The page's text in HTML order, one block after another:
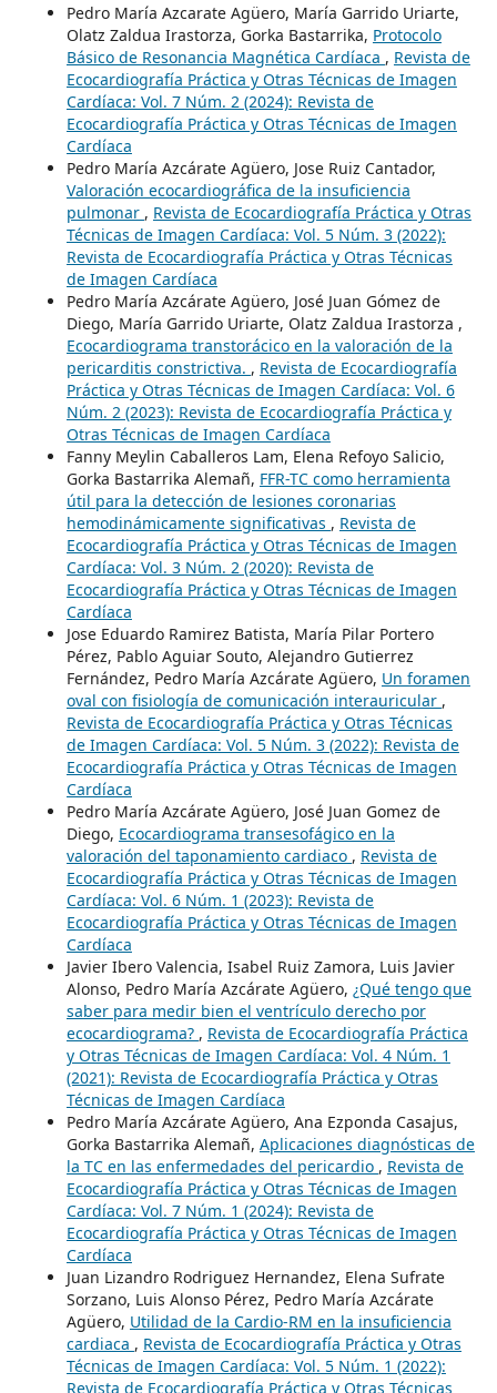
Pedro María Azcarate Agüero, María Garrido Uriarte,
Olatz Zaldua Irastorza, Gorka Bastarrika, Protocolo
Básico de Resonancia Magnética Cardíaca , Revista de
Ecocardiografía Práctica y Otras Técnicas de Imagen
Cardíaca: Vol. 7 Núm. 2 (2024): Revista de
Ecocardiografía Práctica y Otras Técnicas de Imagen
Cardíaca
Pedro María Azcárate Agüero, Jose Ruiz Cantador,
Valoración ecocardiográfica de la insuficiencia
pulmonar , Revista de Ecocardiografía Práctica y Otras
Técnicas de Imagen Cardíaca: Vol. 5 Núm. 3 (2022):
Revista de Ecocardiografía Práctica y Otras Técnicas
de Imagen Cardíaca
Pedro María Azcárate Agüero, José Juan Gómez de
Diego, María Garrido Uriarte, Olatz Zaldua Irastorza ,
Ecocardiograma transtorácico en la valoración de la
pericarditis constrictiva. , Revista de Ecocardiografía
Práctica y Otras Técnicas de Imagen Cardíaca: Vol. 6
Núm. 2 (2023): Revista de Ecocardiografía Práctica y
Otras Técnicas de Imagen Cardíaca
Fanny Meylin Caballeros Lam, Elena Refoyo Salicio,
Gorka Bastarrika Alemañ, FFR-TC como herramienta
útil para la detección de lesiones coronarias
hemodinámicamente significativas , Revista de
Ecocardiografía Práctica y Otras Técnicas de Imagen
Cardíaca: Vol. 3 Núm. 2 (2020): Revista de
Ecocardiografía Práctica y Otras Técnicas de Imagen
Cardíaca
Jose Eduardo Ramirez Batista, María Pilar Portero
Pérez, Pablo Aguiar Souto, Alejandro Gutierrez
Fernández, Pedro María Azcárate Agüero, Un foramen
oval con fisiología de comunicación interauricular ,
Revista de Ecocardiografía Práctica y Otras Técnicas
de Imagen Cardíaca: Vol. 5 Núm. 3 (2022): Revista de
Ecocardiografía Práctica y Otras Técnicas de Imagen
Cardíaca
Pedro María Azcárate Agüero, José Juan Gomez de
Diego, Ecocardiograma transesofágico en la
valoración del taponamiento cardiaco , Revista de
Ecocardiografía Práctica y Otras Técnicas de Imagen
Cardíaca: Vol. 6 Núm. 1 (2023): Revista de
Ecocardiografía Práctica y Otras Técnicas de Imagen
Cardíaca
Javier Ibero Valencia, Isabel Ruiz Zamora, Luis Javier
Alonso, Pedro María Azcárate Agüero, ¿Qué tengo que
saber para medir bien el ventrículo derecho por
ecocardiograma? , Revista de Ecocardiografía Práctica
y Otras Técnicas de Imagen Cardíaca: Vol. 4 Núm. 1
(2021): Revista de Ecocardiografía Práctica y Otras
Técnicas de Imagen Cardíaca
Pedro María Azcárate Agüero, Ana Ezponda Casajus,
Gorka Bastarrika Alemañ, Aplicaciones diagnósticas de
la TC en las enfermedades del pericardio , Revista de
Ecocardiografía Práctica y Otras Técnicas de Imagen
Cardíaca: Vol. 7 Núm. 1 (2024): Revista de
Ecocardiografía Práctica y Otras Técnicas de Imagen
Cardíaca
Juan Lizandro Rodriguez Hernandez, Elena Sufrate
Sorzano, Luis Alonso Pérez, Pedro María Azcárate
Agüero, Utilidad de la Cardio-RM en la insuficiencia
cardiaca , Revista de Ecocardiografía Práctica y Otras
Técnicas de Imagen Cardíaca: Vol. 5 Núm. 1 (2022):
Revista de Ecocardiografía Práctica y Otras Técnicas